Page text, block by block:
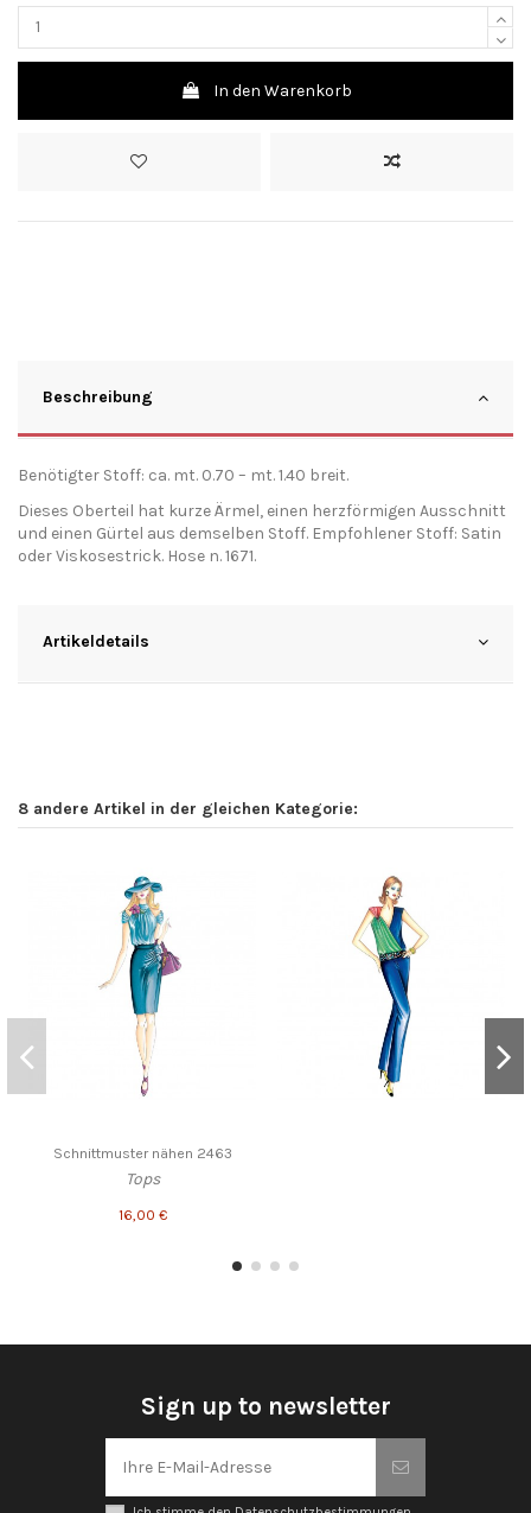
In den Warenkorb
Beschreibung
Benötigter Stoff: ca. mt. 0.70 – mt. 1.40 breit.
Dieses Oberteil hat kurze Ärmel, einen herzförmigen Ausschnitt
und einen Gürtel aus demselben Stoff. Empfohlener Stoff: Satin
oder Viskosestrick. Hose n. 1671.
Artikeldetails
8 andere Artikel in der gleichen Kategorie:
Schnittmuster nähen 2463
Tops
16,00 €
Sign up to newsletter